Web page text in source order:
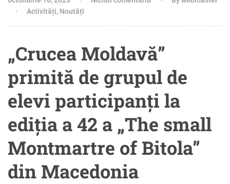
Activități, Noutăți
„Crucea Moldavă”
primită de grupul de
elevi participanți la
ediția a 42 a „The small
Montmartre of Bitola”
din Macedonia